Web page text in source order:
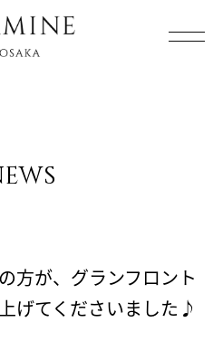
方が、グランフロント
げてくださいました♪